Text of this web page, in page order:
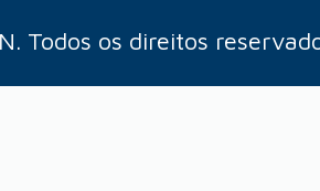
Todos os direitos